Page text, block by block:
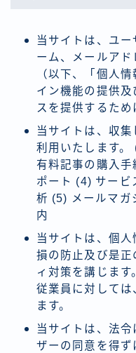
当サイトは、ユ
ーム、メールア
（以下、「個人
イン機能の提供
スを提供するため
当サイトは、収
利用いたします
有料記事の購入
ポート (4) サービ
析 (5) メールマガ
内
当サイトは、個
損の防止及び是
ィ対策を講じま
従業員に対して
ます。
当サイトは、法
ザーの同意を得